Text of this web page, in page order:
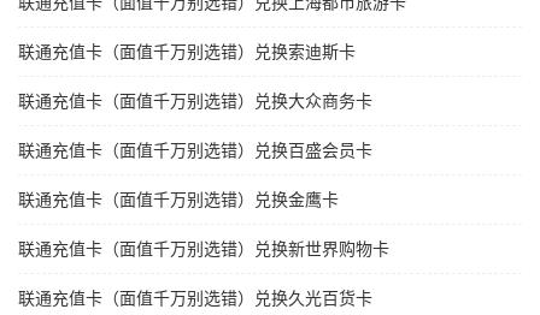
联通充值卡（面值千万别选错）兑换索迪斯卡
联通充值卡（面值千万别选错）兑换大众商务卡
联通充值卡（面值千万别选错）兑换百盛会员卡
联通充值卡（面值千万别选错）兑换金鹰卡
联通充值卡（面值千万别选错）兑换新世界购物卡
联通充值卡（面值千万别选错）兑换久光百货卡